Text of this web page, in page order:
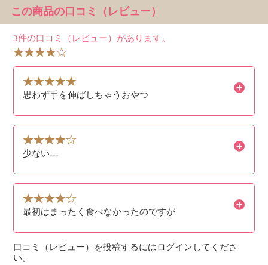
この商品の口コミ（レビュー）
3件の口コミ（レビュー）があります。
思わず手を伸ばしちゃうおやつ
少ない…
最初はまったく食べなかったのですが
口コミ（レビュー）を投稿するにはログイン してくださ
い。